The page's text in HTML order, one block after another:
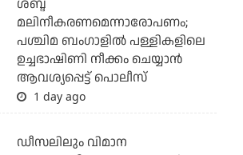
ശബ്ദ
മലിനീകരണമെന്നാരോപണം;
പശ്ചിമ ബംഗാളില്‍ പള്ളികളിലെ
ഉച്ചഭാഷിണി നീക്കം ചെയ്യാന്‍
ആവശ്യപ്പെട്ട് പൊലീസ്
1 day ago
ഡീസലിലും വിമാന